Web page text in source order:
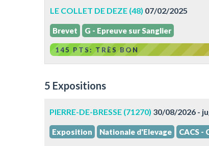
LE COLLET DE DEZE (48) 07/02/2025
Brevet G - Epreuve sur Sanglier
145 PTS: TRÈS BON
5 Expositions
PIERRE-DE-BRESSE (71270) 30/08/2026 -
Exposition Nationale d'Elevage CACS -